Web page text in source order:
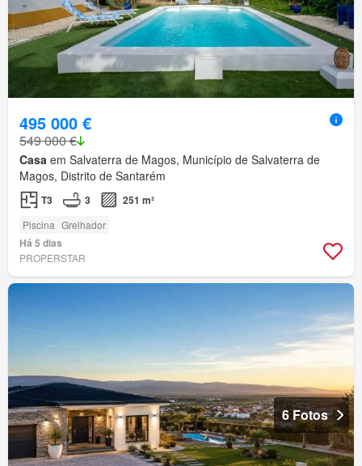
495 000 €
549 000 €
Casa em Salvaterra de Magos, Município de Salvaterra de
Magos, Distrito de Santarém
T3 3 251 m²
Piscina Grelhador
Há 5 dias
PROPERSTAR
6 Fotos